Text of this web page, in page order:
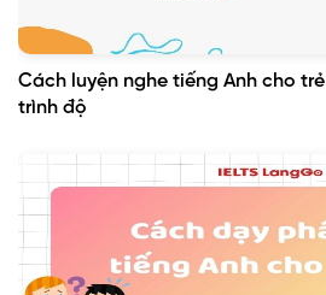
Cách luyện nghe tiếng Anh cho
trình độ